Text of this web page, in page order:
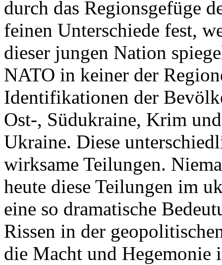
durch das Regionsgefüge
feinen Unterschiede fest,
dieser jungen Nation
NATO in keiner der
Identifikationen der
Ost-, Südukraine, Krim
Ukraine. Diese
wirksame Teilungen.
heute diese Teilungen im
eine so dramatische
Rissen in der
die Macht und Hegemonie